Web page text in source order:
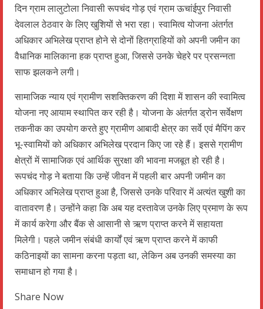
दिन ग्राम लालुटोला निवासी रूपचंद गोड़ एवं ग्राम ऊचांईपुर निवासी
देवलाल ठेठवार के लिए खुशियों से भरा रहा। स्वामित्व योजना अंतर्गत
अधिकार अभिलेख प्राप्त होने से दोनों हितग्राहियों को अपनी जमीन का
वैधानिक मालिकाना हक प्राप्त हुआ, जिससे उनके चेहरे पर प्रसन्नता
साफ झलकने लगी।
सामाजिक न्याय एवं ग्रामीण सशक्तिकरण की दिशा में शासन की स्वामित्व
योजना नए आयाम स्थापित कर रही है। योजना के अंतर्गत ड्रोन सर्वेक्षण
तकनीक का उपयोग करते हुए ग्रामीण आबादी क्षेत्र का सर्वे एवं मैपिंग कर
भू-स्वामियों को अधिकार अभिलेख प्रदान किए जा रहे हैं। इससे ग्रामीण
क्षेत्रों में सामाजिक एवं आर्थिक सुरक्षा की भावना मजबूत हो रही है।
रूपचंद गोड़ ने बताया कि उन्हें जीवन में पहली बार अपनी जमीन का
अधिकार अभिलेख प्राप्त हुआ है, जिससे उनके परिवार में अत्यंत खुशी का
वातावरण है। उन्होंने कहा कि अब यह दस्तावेज उनके लिए प्रमाण के रूप
में कार्य करेगा और बैंक से आसानी से ऋण प्राप्त करने में सहायता
मिलेगी। पहले जमीन संबंधी कार्यों एवं ऋण प्राप्त करने में काफी
कठिनाइयों का सामना करना पड़ता था, लेकिन अब उनकी समस्या का
समाधान हो गया है।
Share Now